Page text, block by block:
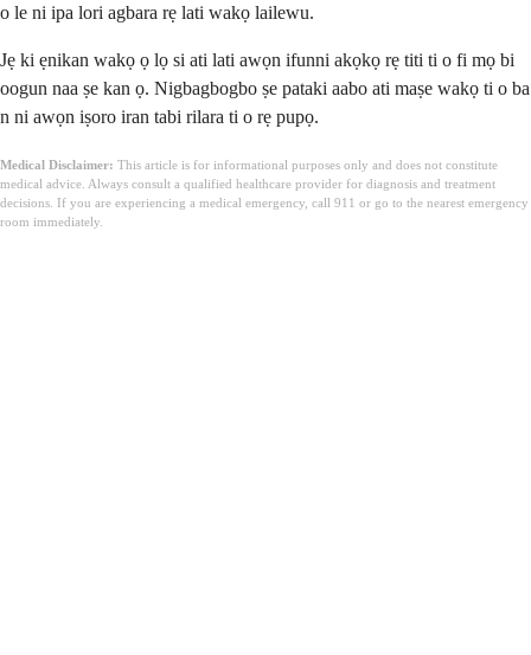
o le ni ipa lori agbara rẹ lati wakọ lailewu.
Jẹ ki ẹnikan wakọ ọ lọ si ati lati awọn ifunni akọkọ rẹ titi ti o fi mọ bi
oogun naa ṣe kan ọ. Nigbagbogbo ṣe pataki aabo ati maṣe wakọ ti o ba
n ni awọn iṣoro iran tabi rilara ti o rẹ pupọ.
Medical Disclaimer: This article is for informational purposes only and does not constitute
medical advice. Always consult a qualified healthcare provider for diagnosis and treatment
decisions. If you are experiencing a medical emergency, call 911 or go to the nearest emergency
room immediately.